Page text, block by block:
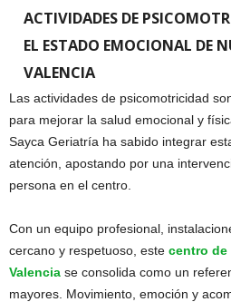
ACTIVIDADES DE
EL ESTADO EMOCIONAL DE
VALENCIA
Las actividades de psicomotricidad
para mejorar la salud emocional y
Sayca Geriatría ha sabido integrar
atención, apostando por una
persona en el centro.
Con un equipo profesional,
cercano y respetuoso, este centro de
Valencia se consolida como un
mayores. Movimiento, emoción y